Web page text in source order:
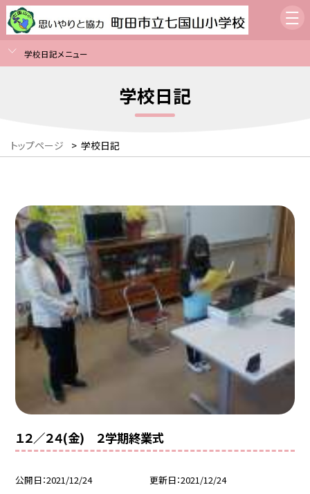
学校日記メニュー
学校日記
トップページ > 学校日記
１２／２４(金) ２学期終業式
公開日 2021/12/24 更新日 2021/12/24